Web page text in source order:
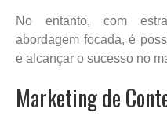
No entanto, com
abordagem focada, é
e alcançar o sucesso no
Marketing de